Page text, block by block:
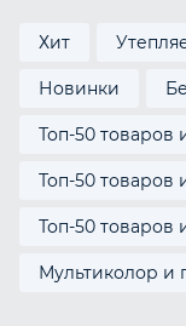
Хит
Новинки
Топ-50 товаров
Топ-50 товаров
Топ-50 товаров
Мультиколор и